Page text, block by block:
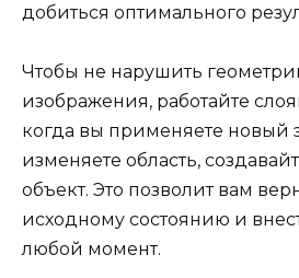
добиться оптимального
Чтобы не нарушить
изображения, работайте
когда вы применяете новый
изменяете область,
объект. Это позволит вам
исходному состоянию и
любой момент.